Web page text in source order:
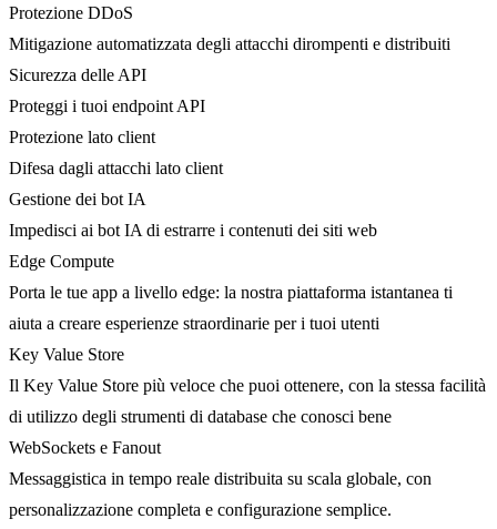
Protezione DDoS
Mitigazione automatizzata degli attacchi dirompenti e distribuiti
Sicurezza delle API
Proteggi i tuoi endpoint API
Protezione lato client
Difesa dagli attacchi lato client
Gestione dei bot IA
Impedisci ai bot IA di estrarre i contenuti dei siti web
Edge Compute
Porta le tue app a livello edge: la nostra piattaforma istantanea ti
aiuta a creare esperienze straordinarie per i tuoi utenti
Key Value Store
Il Key Value Store più veloce che puoi ottenere, con la stessa facilità
di utilizzo degli strumenti di database che conosci bene
WebSockets e Fanout
Messaggistica in tempo reale distribuita su scala globale, con
personalizzazione completa e configurazione semplice.